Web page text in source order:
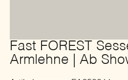
Fast FOREST
Armlehne | Ab